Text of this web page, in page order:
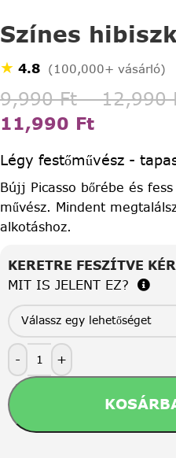
Színes
★ 4.8 (100,000+ vásárló)
9,990Ft – 12,990
11,990 Ft
Légy festőművész -
Bújj Picasso bőrébe és
művész. Mindent
alkotáshoz.
KERETRE FESZÍTVE
MIT IS JELENT EZ?
- +